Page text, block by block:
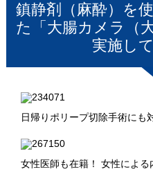
鎮静剤（麻酔）を
た「大腸カメラ（
実施し
日帰りポリープ切除手術にも
女性医師も在籍！ 女性による